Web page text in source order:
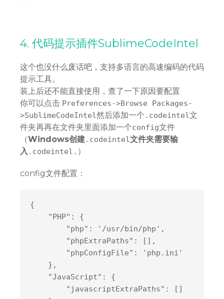
4. 代码提示插件SublimeCodeIntel
这个也没什么废话吧，支持多语言的高速编码的代码
提示工具。
装上后还不能直接使用，查了一下原因要配置
你可以点击 Preferences->Browse Packages-
>SublimeCodeIntel然后添加一个 .codeintel文
件夹再再在文件夹里面添加一个config文件
（Windows创建.codeintel文件夹需要输
入 .codeintel. ）
config文件配置：
{
    "
PHP": {
        "
php": '/usr/bin/php' ,
        "
phpExtraPaths": [] ,
        "
phpConfigFile":
'php.ini'
} ,
    "
JavaScript": {
        "
javascriptExtraPaths":
[]